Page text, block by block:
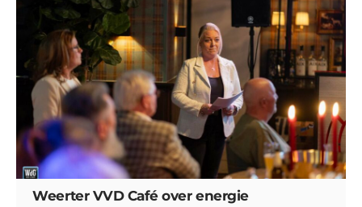
Weerter VVD Café over energie